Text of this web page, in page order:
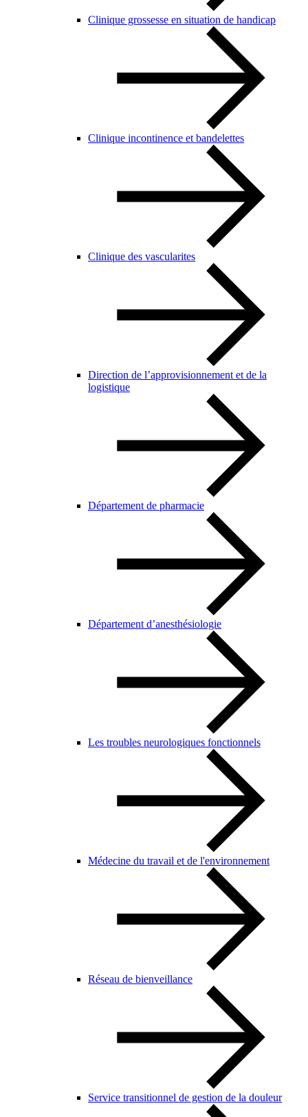
Clinique grossesse en situation de handicap
Clinique incontinence et bandelettes
Clinique des vascularites
Direction de l’approvisionnement et de la
logistique
Département de pharmacie
Département d’anesthésiologie
Les troubles neurologiques fonctionnels
Médecine du travail et de l'environnement
Réseau de bienveillance
Service transitionnel de gestion de la douleur